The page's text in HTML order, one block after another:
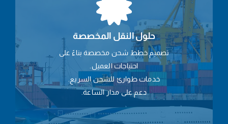
حلول النقل المخصصة
تصميم خطط شحن مخصصة بناءً على
احتياجات العميل.
خدمات طوارئ للشحن السريع.
دعم على مدار الساعة.